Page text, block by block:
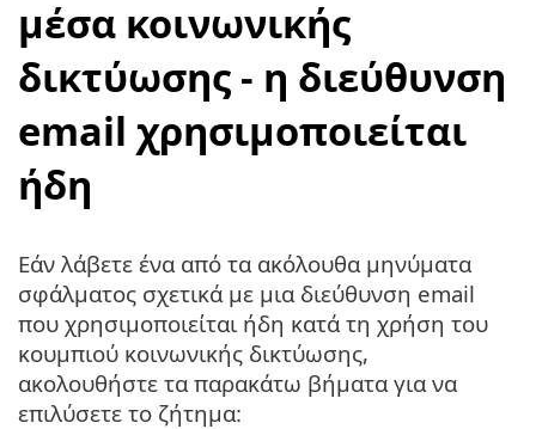
μέσα κοινωνικής
δικτύωσης - η διεύθυνση
email χρησιμοποιείται
ήδη
Εάν λάβετε ένα από τα ακόλουθα μηνύματα
σφάλματος σχετικά με μια διεύθυνση email
που χρησιμοποιείται ήδη κατά τη χρήση του
κουμπιού κοινωνικής δικτύωσης,
ακολουθήστε τα παρακάτω βήματα για να
επιλύσετε το ζήτημα: